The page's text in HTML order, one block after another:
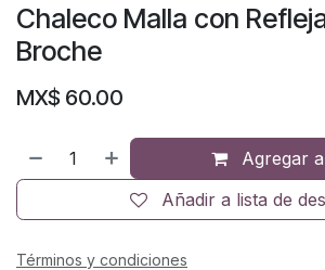
Chaleco Malla con
Broche
MX$ 60.00
Agregar
Añadir a lista de
Términos y condiciones